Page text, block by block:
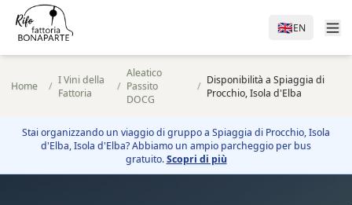
🇬🇧EN
Home / I Vini della
Fattoria
/
Aleatico
Passito
DOCG
/ Disponibilità a Spiaggia di
Procchio, Isola d'Elba
Stai organizzando un viaggio di gruppo a Spiaggia di Procchio, Isola
d'Elba, Isola d'Elba? Abbiamo un ampio parcheggio per bus
gratuito. Scopri di più